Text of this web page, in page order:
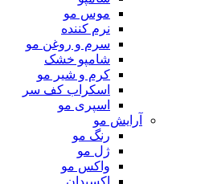
موس مو
نرم کننده
سرم و روغن مو
شامپو خشک
کرم و شیر مو
اسکراب کف سر
اسپری مو
آرایش مو
رنگ مو
ژل مو
واکس مو
اکسیدان